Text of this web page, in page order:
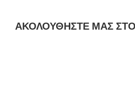
ΑΚΟΛΟΎΘΗΣΤΕ ΜΑΣ ΣΤΟ